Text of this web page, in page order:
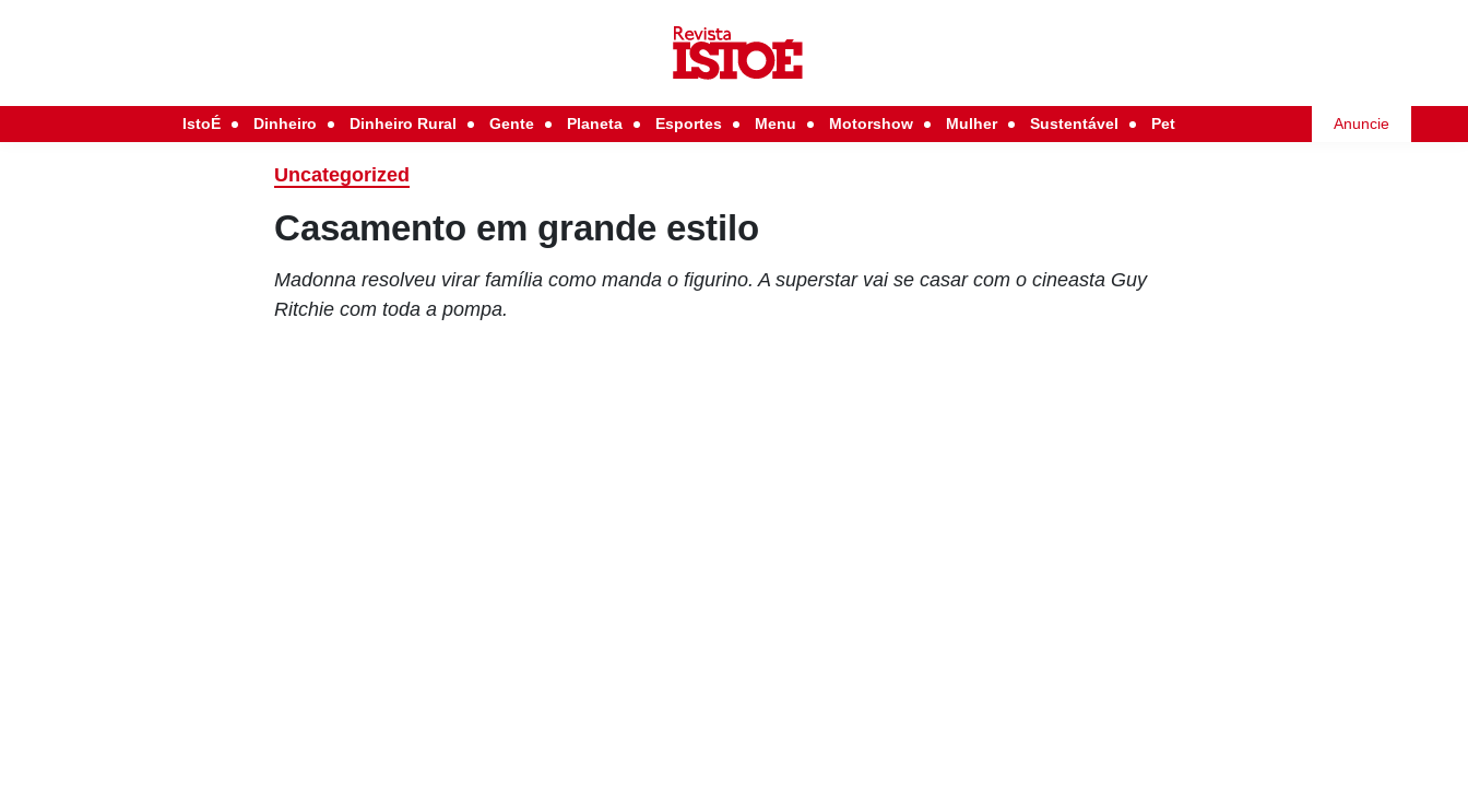
IstoÉ Dinheiro Dinheiro Rural Gente Planeta Esportes Menu Motorshow Mulher Sustentável Pet Anuncie
Uncategorized
Casamento em grande estilo
Madonna resolveu virar família como manda o figurino. A superstar vai se casar com o cineasta Guy
Ritchie com toda a pompa.